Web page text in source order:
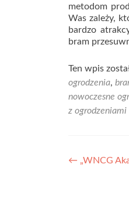
metodom
Was zależy,
bardzo
bram
Ten wpis
ogrodzenia,
nowoczesne
z ogrodzeniami
← „WNCG